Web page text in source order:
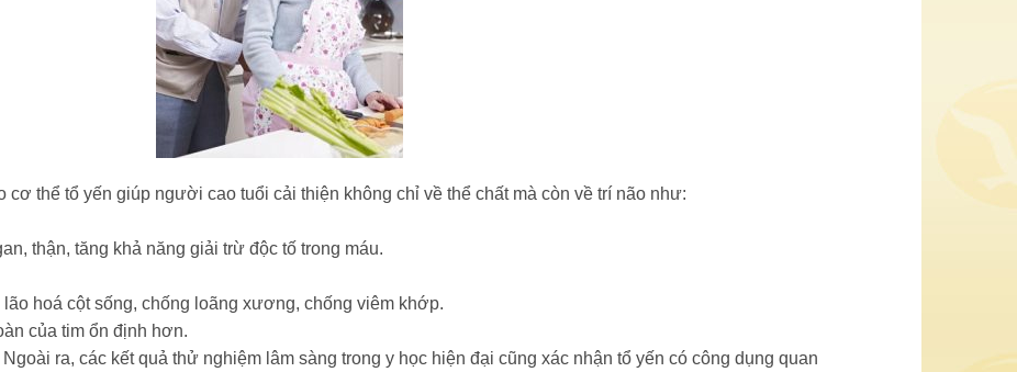
cơ thể tổ yến giúp người cao tuổi cải thiện không chỉ về thể chất mà còn về trí não như:
thận, tăng khả năng giải trừ độc tố trong máu.
hoá cột sống, chống loãng xương, chống viêm khớp.
của tim ổn định hơn.
ra, các kết quả thử nghiệm lâm sàng trong y học hiện đại cũng xác nhận tổ yến có công dụng quan